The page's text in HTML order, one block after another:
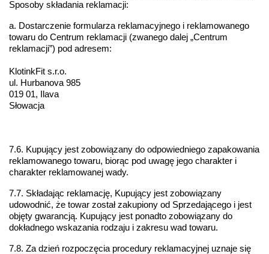
Sposoby składania reklamacji:
a. Dostarczenie formularza reklamacyjnego i reklamowanego
towaru do Centrum reklamacji (zwanego dalej „Centrum
reklamacji”) pod adresem:
KlotinkFit s.r.o.
ul. Hurbanova 985
019 01, Ilava
Słowacja
7.6. Kupujący jest zobowiązany do odpowiedniego zapakowania
reklamowanego towaru, biorąc pod uwagę jego charakter i
charakter reklamowanej wady.
7.7. Składając reklamację, Kupujący jest zobowiązany
udowodnić, że towar został zakupiony od Sprzedającego i jest
objęty gwarancją. Kupujący jest ponadto zobowiązany do
dokładnego wskazania rodzaju i zakresu wad towaru.
7.8. Za dzień rozpoczęcia procedury reklamacyjnej uznaje się